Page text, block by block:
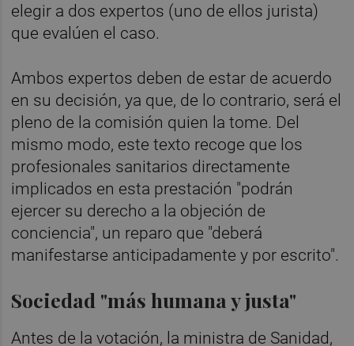
elegir a dos expertos (uno de ellos jurista)
que evalúen el caso.
Ambos expertos deben de estar de acuerdo
en su decisión, ya que, de lo contrario, será el
pleno de la comisión quien la tome. Del
mismo modo, este texto recoge que los
profesionales sanitarios directamente
implicados en esta prestación "podrán
ejercer su derecho a la objeción de
conciencia", un reparo que "deberá
manifestarse anticipadamente y por escrito".
Sociedad "más humana y justa"
Antes de la votación, la ministra de Sanidad,